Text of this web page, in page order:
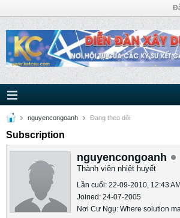
nguyencongoanh Ðang theo dõi
Subscription
nguyencongoanh
Thành viên nhiệt huyết
Lần cuối: 22-09-2010, 12:43 AM
Joined: 24-07-2005
Nơi Cư Ngụ: Where solution